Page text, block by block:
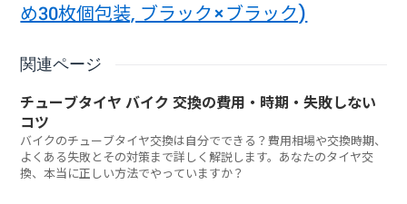
め30枚個包装, ブラック×ブラック)
関連ページ
チューブタイヤ バイク 交換の費用・時期・失敗しない
コツ
バイクのチューブタイヤ交換は自分でできる？費用相場や交換時期、
よくある失敗とその対策まで詳しく解説します。あなたのタイヤ交
換、本当に正しい方法でやっていますか？